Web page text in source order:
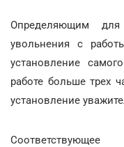
Определяющим
увольнения с
установление
работе больше трех
установление